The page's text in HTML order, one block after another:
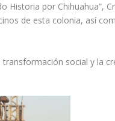
Historia por Chihuahua”,
de esta colonia, así
social y la